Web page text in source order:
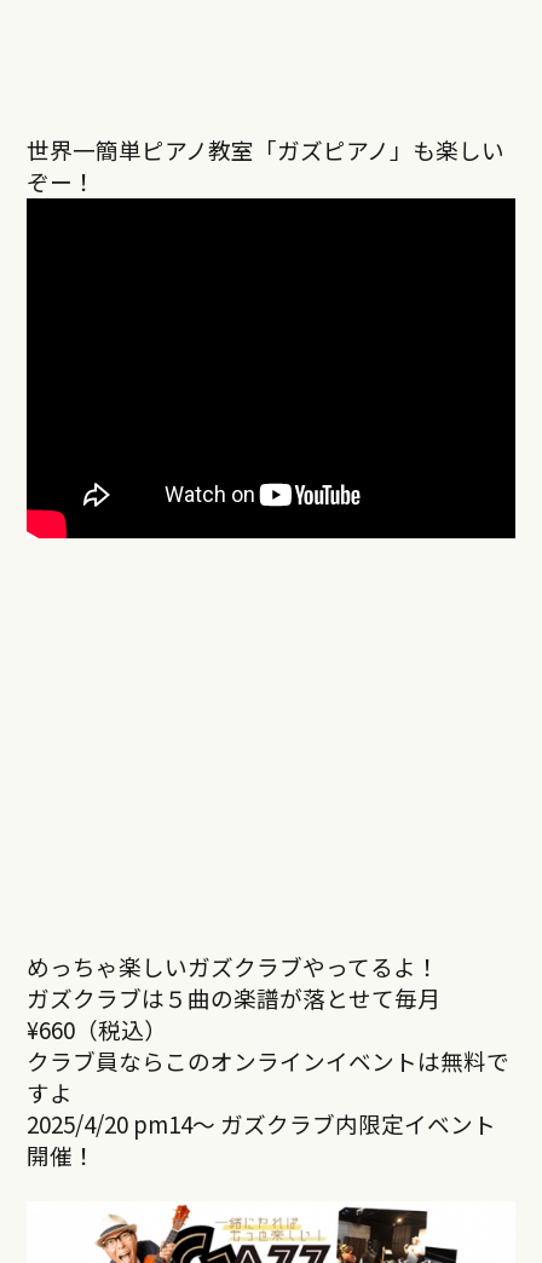
世界一簡単ピアノ教室「ガズピアノ」も楽しい
ぞー！
めっちゃ楽しいガズクラブやってるよ！
ガズクラブは５曲の楽譜が落とせて毎月
¥660（税込）
クラブ員ならこのオンラインイベントは無料で
すよ
2025/4/20 pm14～ ガズクラブ内限定イベント
開催！